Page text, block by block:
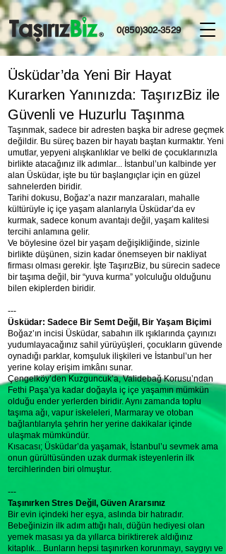
0(850)302-3529
Üsküdar’da Yeni Bir Hayat
Kurarken Yanınızda: TaşırızBiz ile
Güvenli ve Huzurlu Taşınma
Taşınmak, sadece bir adresten başka bir adrese geçmek
değildir. Bu süreç bazen bir hayatı baştan kurmaktır. Yeni
umutlar, yepyeni alışkanlıklar ve belki de çocuklarınızla
birlikte atacağınız ilk adımlar... İstanbul’un kalbinde yer
alan Üsküdar, işte bu tür başlangıçlar için en güzel
sahnelerden biridir.
Tarihi dokusu, Boğaz’a nazır manzaraları, mahalle
kültürüyle iç içe yaşam alanlarıyla Üsküdar’da ev
kurmak, sadece konum avantajı değil, yaşam kalitesi
tercihi anlamına gelir.
Ve böylesine özel bir yaşam değişikliğinde, sizinle
birlikte düşünen, sizin kadar önemseyen bir nakliyat
firması olması gerekir. İşte TaşırızBiz, bu sürecin sadece
bir taşıma değil, bir “yuva kurma” yolculuğu olduğunu
bilen ekiplerden biridir.
---
Üsküdar: Sadece Bir Semt Değil, Bir Yaşam Biçimi
Boğaz’ın incisi Üsküdar, sabahın ilk ışıklarında çayınızı
yudumlayacağınız sahil yürüyüşleri, çocukların güvende
oynadığı parklar, komşuluk ilişkileri ve İstanbul’un her
yerine kolay erişim imkânı sunar.
Çengelköy’den Kuzguncuk’a, Validebağ Korusu’ndan
Fethi Paşa’ya kadar doğayla iç içe yaşamın mümkün
olduğu ender yerlerden biridir. Aynı zamanda toplu
taşıma ağı, vapur iskeleleri, Marmaray ve otoban
bağlantılarıyla şehrin her yerine dakikalar içinde
ulaşmak mümkündür.
Kısacası; Üsküdar’da yaşamak, İstanbul’u sevmek ama
onun gürültüsünden uzak durmak isteyenlerin ilk
tercihlerinden biri olmuştur.
---
Taşınırken Stres Değil, Güven Ararsınız
Bir evin içindeki her eşya, aslında bir hatıradır.
Bebeğinizin ilk adım attığı halı, düğün hediyesi olan
yemek masası ya da yıllarca biriktirerek aldığınız
kitaplık... Bunların hepsi taşınırken korunmayı, saygıyı ve